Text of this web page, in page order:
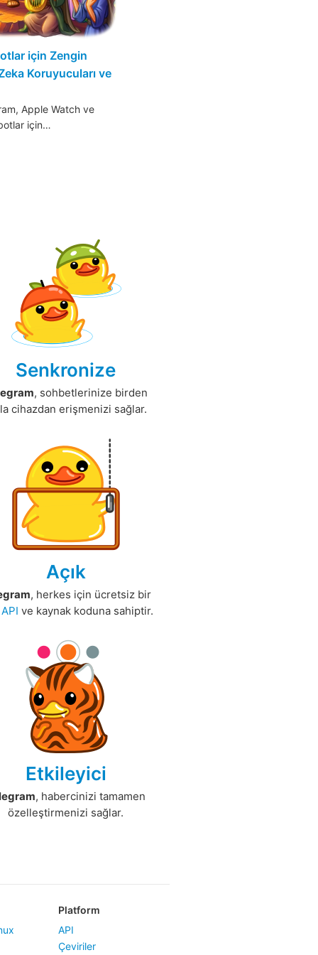
için Zengin
Koruyucuları ve
Apple Watch ve
için…
Senkronize
, sohbetlerinize birden
cihazdan erişmenizi sağlar.
Açık
, herkes için ücretsiz bir
API ve kaynak koduna sahiptir.
Etkileyici
, habercinizi tamamen
özelleştirmenizi sağlar.
Platform
API
Çeviriler